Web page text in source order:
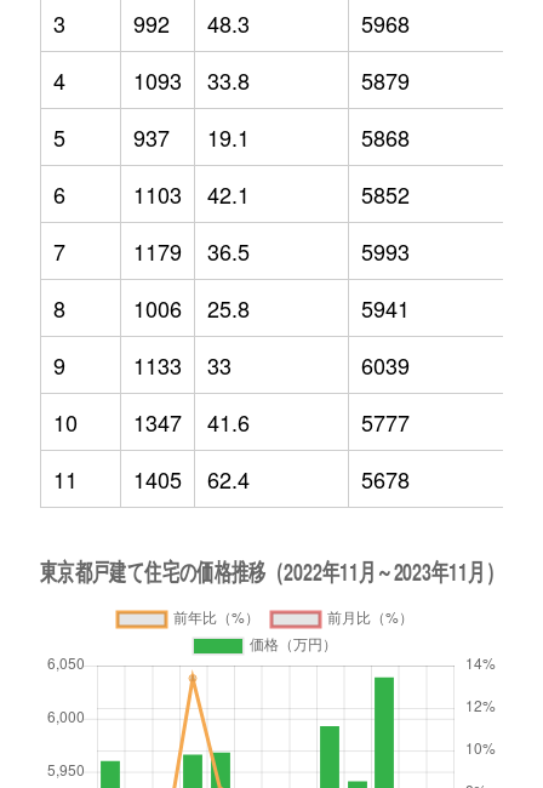
3
992 48.3 5968
4
1093 33.8 5879
5
937 19.1 5868
6
1103 42.1 5852
7
1179 36.5 5993
8
1006 25.8 5941
9
1133 33 6039
10
1347 41.6 5777
11
1405 62.4 5678